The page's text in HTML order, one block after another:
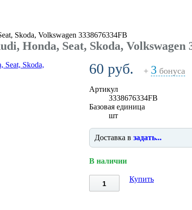
Skoda, Volkswagen 3338676334FB
Honda, Seat, Skoda, Volkswagen
60 руб. + 3 бонуса
Артикул
3338676334FB
Базовая единица
шт
Доставка в задать...
В наличии
Купить